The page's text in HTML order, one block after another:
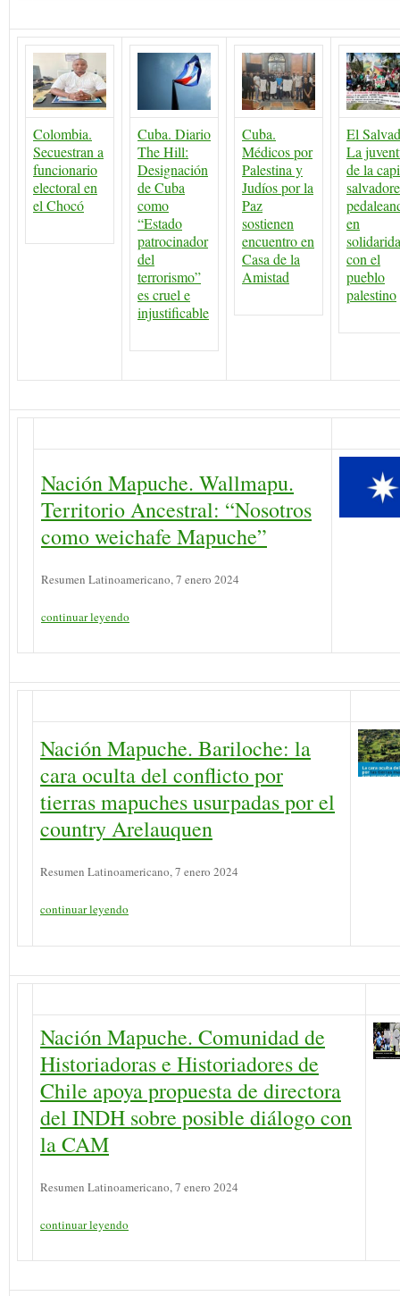
Colombia.
Secuestran a
funcionario
electoral en
el Chocó
Cuba. Diario
The Hill:
Designación
de Cuba
como
“Estado
patrocinador
del
terrorismo”
es cruel e
injustificable
Cuba.
Médicos por
Palestina y
Judíos por la
Paz
sostienen
encuentro en
Casa de la
Amistad
El
La
de la
en
con el
pueblo
palestino
Nación Mapuche. Wallmapu.
Territorio Ancestral: “Nosotros
como weichafe Mapuche”
Resumen Latinoamericano, 7 enero 2024
continuar leyendo
Nación Mapuche. Bariloche: la
cara oculta del conflicto por
tierras mapuches usurpadas por el
country Arelauquen
Resumen Latinoamericano, 7 enero 2024
continuar leyendo
Nación Mapuche. Comunidad de
Historiadoras e Historiadores de
Chile apoya propuesta de directora
del INDH sobre posible diálogo con
la CAM
Resumen Latinoamericano, 7 enero 2024
continuar leyendo